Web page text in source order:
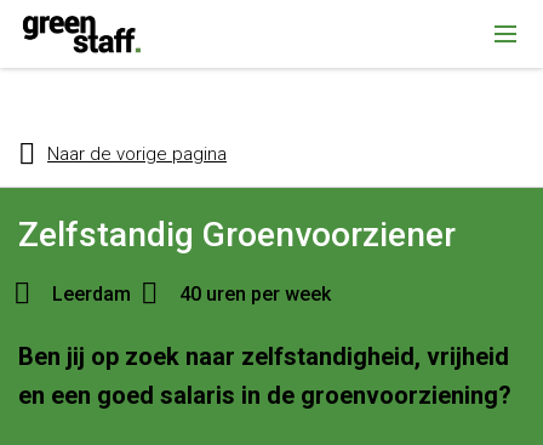
{ "@context": "https://schema.org", "@type": "Organization", "name":
""Greenstaff, "url": "https://www.greenstaff.nl", "logo": "" }
Naar de vorige pagina
Zelfstandig Groenvoorziener
Leerdam 40 uren per week
Ben jij op zoek naar zelfstandigheid, vrijheid
en een goed salaris in de groenvoorziening?